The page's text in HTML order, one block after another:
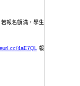
報名額滿，學生
4aE7QL 報